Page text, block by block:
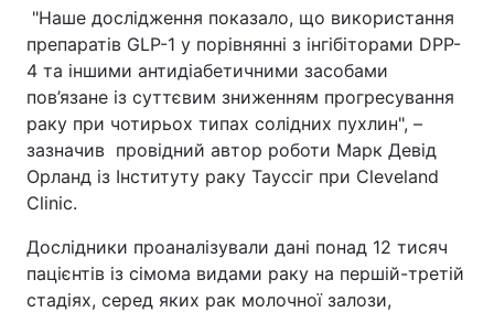
"Наше дослідження показало, що використання
препаратів GLP-1 у порівнянні з інгібіторами DPP-
4 та іншими антидіабетичними засобами
пов’язане із суттєвим зниженням прогресування
раку при чотирьох типах солідних пухлин", –
зазначив провідний автор роботи Марк Девід
Орланд із Інституту раку Тауссіг при Cleveland
Clinic.
Дослідники проаналізували дані понад 12 тисяч
пацієнтів із сімома видами раку на першій-третій
стадіях, серед яких рак молочної залози,